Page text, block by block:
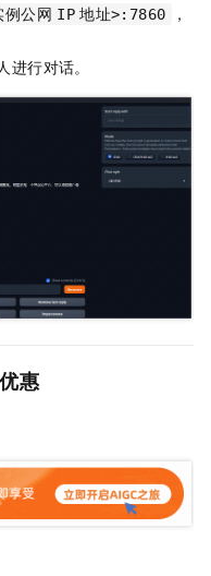
例公网 IP 地址>:7860
，
进行对话。
优惠